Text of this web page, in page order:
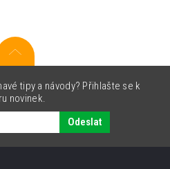
tipy a návody? Přihlašte se k
novinek.
Odeslat